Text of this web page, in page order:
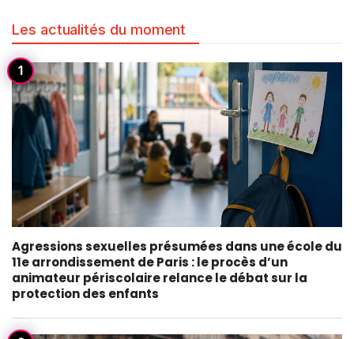
Les actualités du moment
Agressions sexuelles présumées dans une école du
11e arrondissement de Paris : le procès d’un
animateur périscolaire relance le débat sur la
protection des enfants